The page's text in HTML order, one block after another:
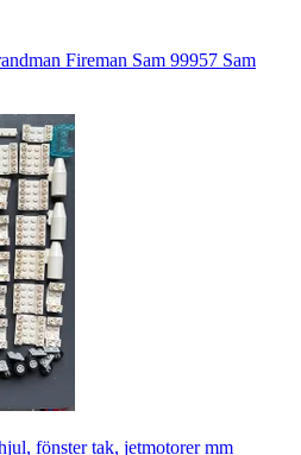
Fireman Sam 99957 Sam
fönster tak, jetmotorer mm